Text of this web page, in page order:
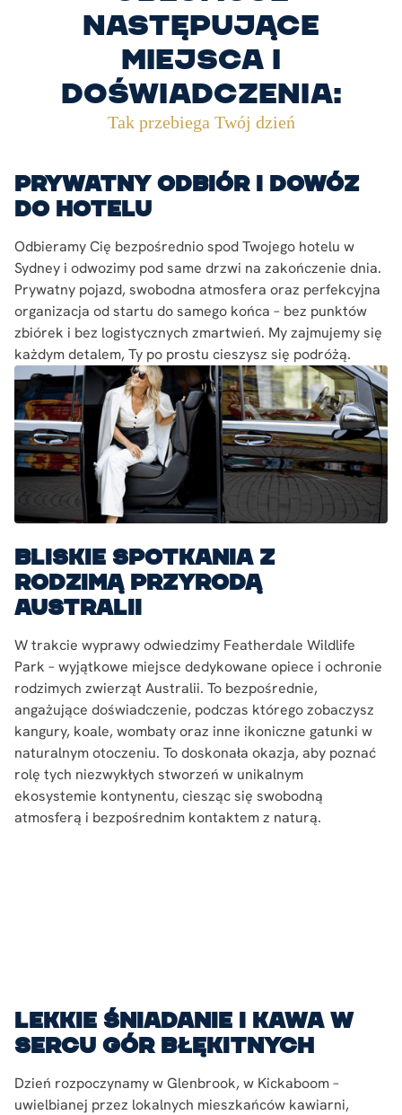
następujące
miejsca i
doświadczenia:
Tak przebiega Twój dzień
Prywatny odbiór i dowóz
do hotelu
Odbieramy Cię bezpośrednio spod Twojego hotelu w
Sydney i odwozimy pod same drzwi na zakończenie dnia.
Prywatny pojazd, swobodna atmosfera oraz perfekcyjna
organizacja od startu do samego końca – bez punktów
zbiórek i bez logistycznych zmartwień. My zajmujemy się
każdym detalem, Ty po prostu cieszysz się podróżą.
Bliskie spotkania z
rodzimą przyrodą
Australii
W trakcie wyprawy odwiedzimy Featherdale Wildlife
Park – wyjątkowe miejsce dedykowane opiece i ochronie
rodzimych zwierząt Australii. To bezpośrednie,
angażujące doświadczenie, podczas którego zobaczysz
kangury, koale, wombaty oraz inne ikoniczne gatunki w
naturalnym otoczeniu. To doskonała okazja, aby poznać
rolę tych niezwykłych stworzeń w unikalnym
ekosystemie kontynentu, ciesząc się swobodną
atmosferą i bezpośrednim kontaktem z naturą.
Lekkie śniadanie i kawa w
sercu Gór Błękitnych
Dzień rozpoczynamy w Glenbrook, w Kickaboom –
uwielbianej przez lokalnych mieszkańców kawiarni,